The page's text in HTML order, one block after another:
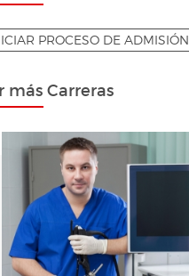
PROCESO DE ADMISIÓN
más Carreras